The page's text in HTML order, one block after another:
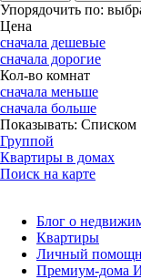
Упорядочить по:
Цена
сначала дешевые
сначала дорогие
Кол-во комнат
сначала меньше
сначала больше
Показывать: Списком
Группой
Квартиры в домах
Поиск на карте
Блог о
Квартиры
Личный
Премиум-дома